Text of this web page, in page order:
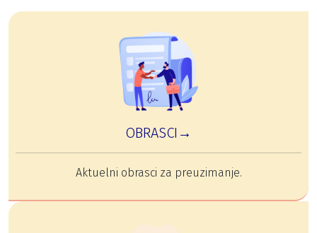
OBRASCI→
Aktuelni obrasci za preuzimanje.